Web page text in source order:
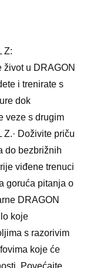
Z:
život u DRAGON
i trenirate s
dok
veze s drugim
Doživite priču
do bezbrižnih
viđene trenuci
goruća pitanja o
DRAGON
koje
s razorivim
koje će